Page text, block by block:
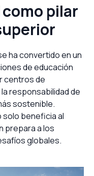
pilar
ha convertido en un
de educación
centros de
responsabilidad de
sostenible.
beneficia al
prepara a los
globales.